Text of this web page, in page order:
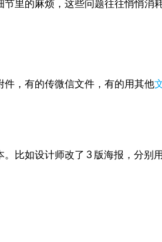
里的麻烦，这些问题往往悄悄消
，有的传微信文件，有的用其他
比如设计师改了 3 版海报，分